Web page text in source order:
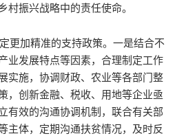
村振兴战略中的责任使命。
加精准的支持政策。一是结合不
业发展特点等因素，合理制定工作
实施，协调财政、农业等各部门整
，创新金融、税收、用地等企业亟
有效的沟通协调机制，联合有关部
主体，定期沟通扶贫情况，及时反